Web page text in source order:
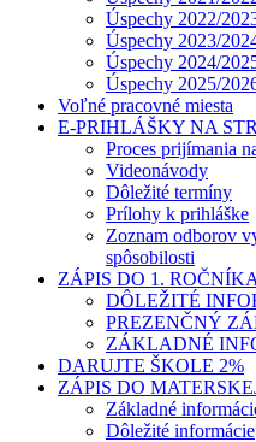
Úspechy 2022/
Úspechy 2023/
Úspechy 2024/
Úspechy 2025/
Voľné pracovné miesta
E-PRIHLÁŠKY NA
Proces prijímania
Videonávody
Dôležité termíny
Prílohy k prihláške
Zoznam odborov
spôsobilosti
ZÁPIS DO 1. ROČNÍKA
DÔLEŽITÉ
PREZENČNÝ
ZÁKLADNÉ
DARUJTE ŠKOLE 2%
ZÁPIS DO
Základné
Dôležité informácie